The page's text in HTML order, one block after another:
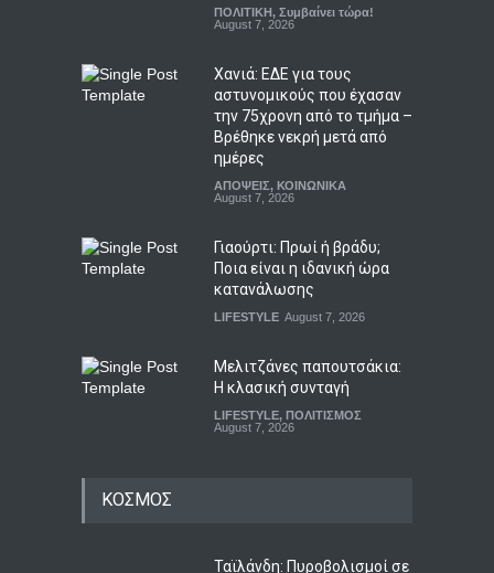
ΠΟΛΙΤΙΚΗ, Συμβαίνει τώρα!
August 7, 2026
Χανιά: ΕΔΕ για τους
αστυνομικούς που έχασαν
την 75χρονη από το τμήμα –
Βρέθηκε νεκρή μετά από
ημέρες
ΑΠΟΨΕΙΣ, ΚΟΙΝΩΝΙΚΑ
August 7, 2026
Γιαούρτι: Πρωί ή βράδυ;
Ποια είναι η ιδανική ώρα
κατανάλωσης
LIFESTYLE August 7, 2026
Μελιτζάνες παπουτσάκια:
Η κλασική συνταγή
LIFESTYLE, ΠΟΛΙΤΙΣΜΟΣ
August 7, 2026
ΚΟΣΜΟΣ
Ταϊλάνδη: Πυροβολισμοί σε